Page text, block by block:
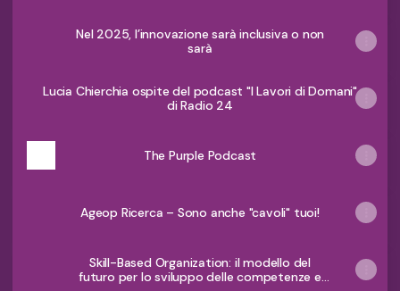
Nel 2025, l’innovazione sarà inclusiva o non
sarà
Lucia Chierchia ospite del podcast "I Lavori di Domani"
di Radio 24
The Purple Podcast
Ageop Ricerca – Sono anche "cavoli" tuoi!
Skill-Based Organization: il modello del
futuro per lo sviluppo delle competenze e